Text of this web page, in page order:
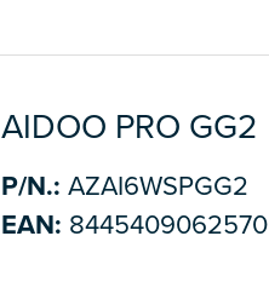
AIDOO PRO GG2
P/N.: AZAI6WSPGG2
EAN: 8445409062570